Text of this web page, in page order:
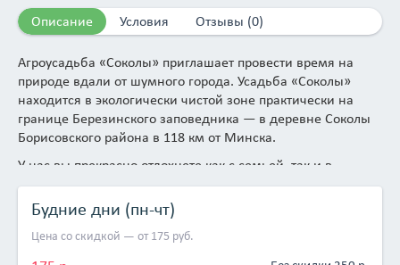
Описание Условия Отзывы (0)
Агроусадьба «Соколы» приглашает провести время на
природе вдали от шумного города. Усадьба «Соколы»
находится в экологически чистой зоне практически на
границе Березинского заповедника — в деревне Соколы
Борисовского района в 118 км от Минска.
У нас вы прекрасно отдохнете как с семьей, так и в
небольшой компании, а при желании здесь можно
организовать день рождения, корпоратив, свадьбу или
другое мероприятие! Территория усадьбы полностью
закрыта от любопытных глаз.
Будние дни (пн-чт)
Цена со скидкой — от 175 руб.